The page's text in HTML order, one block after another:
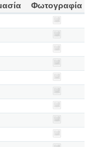
Φωτογραφία